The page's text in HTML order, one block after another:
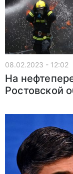
08.02.2023 - 12:02
На
Ростовской